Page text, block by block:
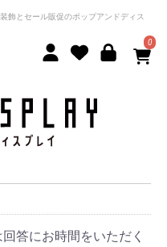
飾とセール販促のポップアンドディス
0
答にお時間をいただく